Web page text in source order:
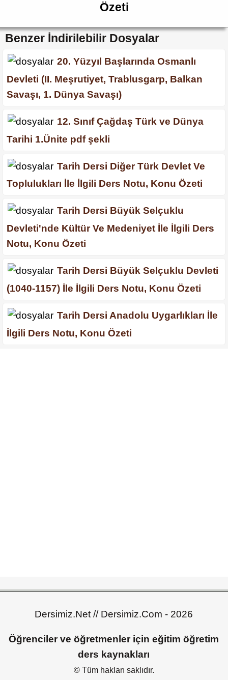
Özeti
Benzer İndirilebilir Dosyalar
20. Yüzyıl Başlarında Osmanlı
Devleti (II. Meşrutiyet, Trablusgarp, Balkan
Savaşı, 1. Dünya Savaşı)
12. Sınıf Çağdaş Türk ve Dünya
Tarihi 1.Ünite pdf şekli
Tarih Dersi Diğer Türk Devlet Ve
Toplulukları İle İlgili Ders Notu, Konu Özeti
Tarih Dersi Büyük Selçuklu
Devleti'nde Kültür Ve Medeniyet İle İlgili Ders
Notu, Konu Özeti
Tarih Dersi Büyük Selçuklu Devleti
(1040-1157) İle İlgili Ders Notu, Konu Özeti
Tarih Dersi Anadolu Uygarlıkları İle
İlgili Ders Notu, Konu Özeti
Dersimiz.Net // Dersimiz.Com - 2026
Öğrenciler ve öğretmenler için eğitim öğretim
ders kaynakları
© Tüm hakları saklıdır.